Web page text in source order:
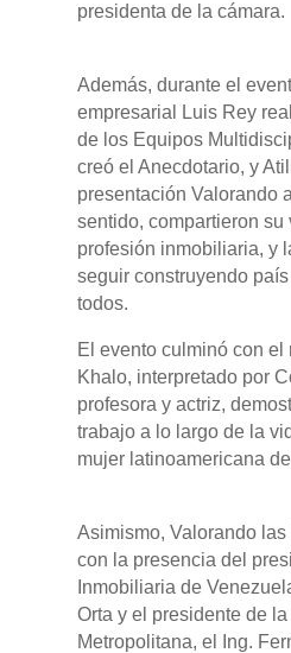
presidenta de la cámara.
Además, durante el
empresarial Luis Rey
de los Equipos
creó el Anecdotario, y
presentación Valorando
sentido, compartieron su
profesión inmobiliaria, y
seguir construyendo
todos.
El evento culminó con el
Khalo, interpretado por
profesora y actriz,
trabajo a lo largo de la
mujer latinoamericana
Asimismo, Valorando
con la presencia del
Inmobiliaria de
Orta y el presidente de
Metropolitana, el Ing.